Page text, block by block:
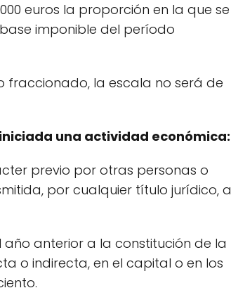
euros la proporción en la que se
imponible del período
la escala no será de
una actividad económica:
previo por otras personas o
por cualquier título jurídico, a
anterior a la constitución de la
o indirecta, en el capital o en los